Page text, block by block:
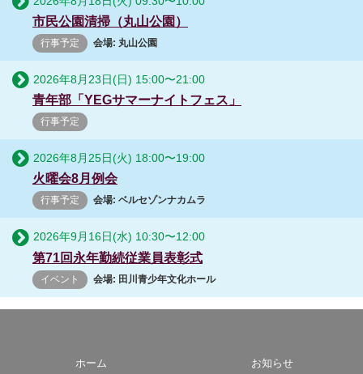
市民公園清掃（丸山公園）
行事予定 会場: 丸山公園
2026年8月23日(日) 15:00〜21:00
青年部「YEGサマーナイトフェス」
行事予定
2026年8月25日(火) 18:00〜19:00
火曜会8月例会
行事予定 会場: ベルセゾンナカムラ
2026年9月16日(水) 10:30〜12:00
第71回永年勤続従業員表彰式
イベント 会場: 田川青少年文化ホール
ホーム お知らせ